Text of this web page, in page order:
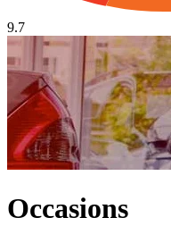
9.7
Occasions